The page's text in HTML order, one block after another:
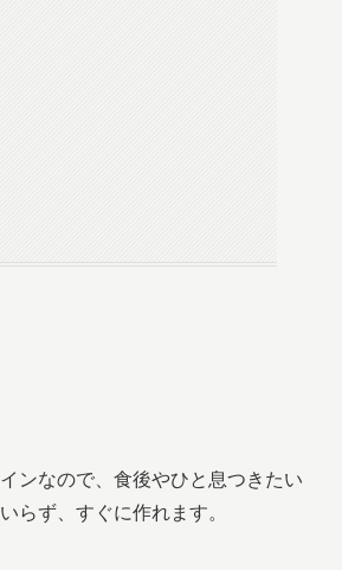
ンなので、食後やひと息つきたい
らず、すぐに作れます。